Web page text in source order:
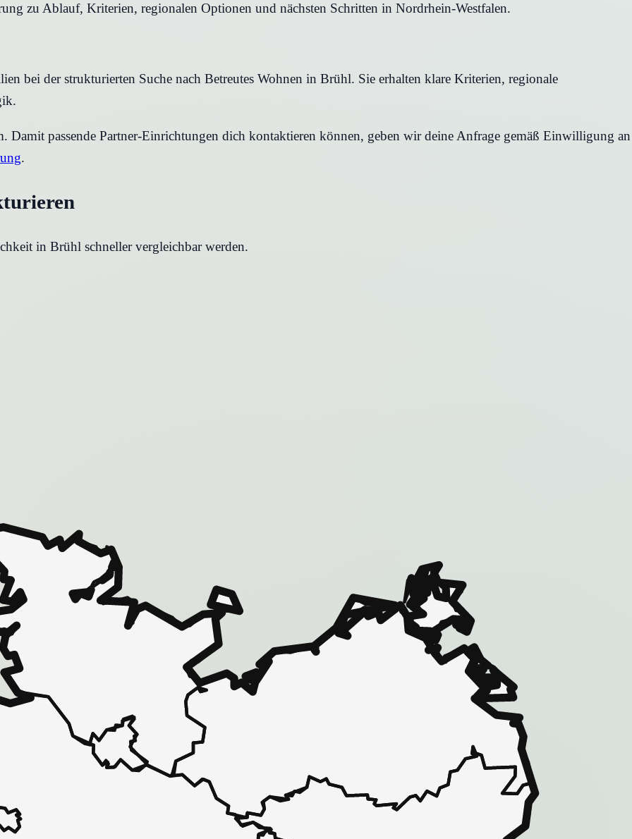
zu Ablauf, Kriterien, regionalen Optionen und nächsten Schritten in Nordrhein-Westfalen.
bei der strukturierten Suche nach Betreutes Wohnen in Brühl. Sie erhalten klare Kriterien, regionale
passende Partner-Einrichtungen dich kontaktieren können, geben wir deine Anfrage gemäß Einwilligung an
.
in Brühl schneller vergleichbar werden.
in 30 Sekunden zu einem Pflegeplatz
bei Ihnen.